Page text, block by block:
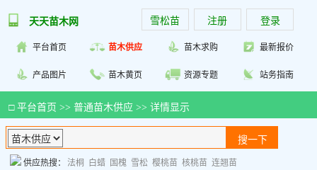
天天苗木网 雪松苗 注册 登录
平台首页 苗木供应 苗木求购 最新报价
产品图片 苗木黄页 资源专题 站务指南
□ 平台首页 >> 普通苗木供应 >> 详情显示
供应热搜： 法桐 白蜡 国槐 雪松 樱桃苗 核桃苗 连翘苗